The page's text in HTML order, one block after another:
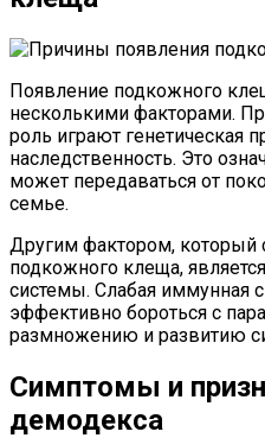
Появление подкожного
несколькими факторами.
роль играют генетическая
наследственность. Это
может передаваться от
семье.
Другим фактором, который
подкожного клеща,
системы. Слабая иммунная
эффективно бороться с
размножению и развитию
Симптомы и
демодекса